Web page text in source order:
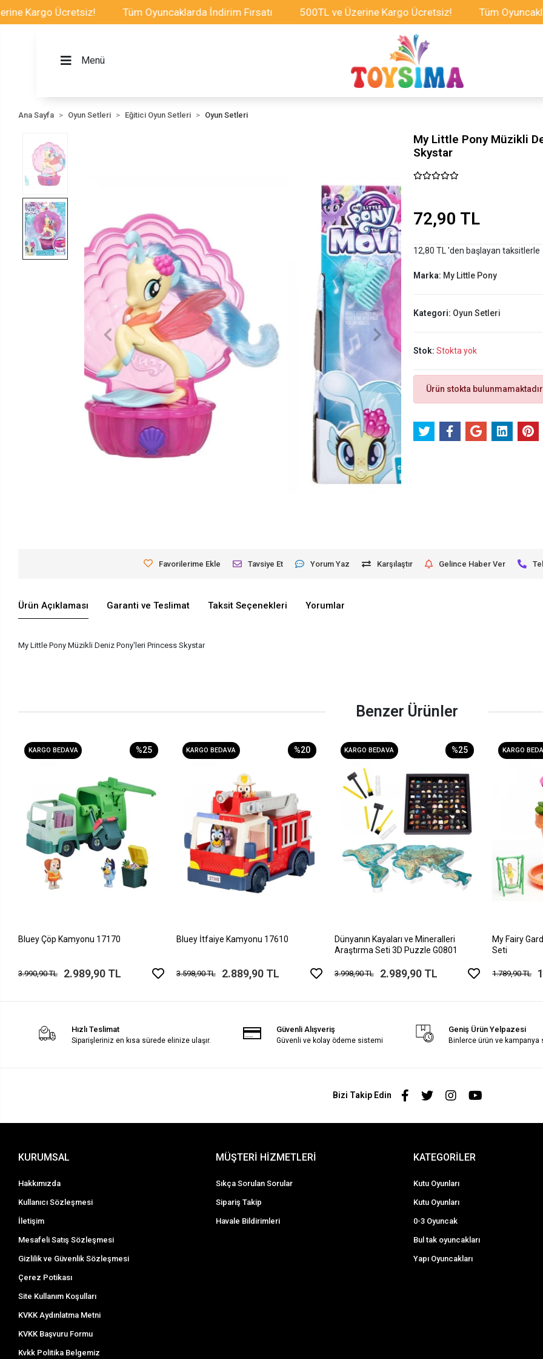
Ücretsiz! Tüm Oyuncaklarda İndirim Fırsatı 500TL ve Üzerine Kargo Ücretsiz! Tüm Oyuncaklarda
Menü
Ana Sayfa Oyun Setleri Eğitici Oyun Setleri Oyun Setleri
My Little Pony Müzikli
Skystar
72,90 TL
12,80 TL 'den başlayan taksitlerle
Marka: My Little Pony
Kategori: Oyun Setleri
Stok: Stokta yok
Ürün stokta
Favorilerime Ekle Tavsiye Et Yorum Yaz Karşılaştır Gelince Haber Ver
Ürün Açıklaması Garanti ve Teslimat Taksit Seçenekleri Yorumlar
My Little Pony Müzikli Deniz Pony'leri Princess Skystar
Benzer Ürünler
KARGO BEDAVA %25
Bluey Çöp Kamyonu 17170
3.990,90 TL 2.989,90 TL
KARGO BEDAVA %20
Bluey İtfaiye Kamyonu 17610
3.598,90 TL 2.889,90 TL
KARGO BEDAVA %25
Dünyanın Kayaları ve Mineralleri
Araştırma Seti 3D Puzzle G0801
3.998,90 TL 2.989,90 TL
KARGO
My Fairy
Seti
1.789,90 TL
Hızlı Teslimat
Siparişleriniz en kısa sürede elinize ulaşır.
Güvenli Alışveriş
Güvenli ve kolay ödeme sistemi
Geniş Ürün Yelpazesi
Binlerce ürün ve kampanya
Bizi Takip Edin
KURUMSAL
Hakkımızda
Kullanıcı Sözleşmesi
İletişim
Mesafeli Satış Sözleşmesi
Gizlilik ve Güvenlik Sözleşmesi
Çerez Potikası
Site Kullanım Koşulları
KVKK Aydınlatma Metni
KVKK Başvuru Formu
Kvkk Politika Belgemiz
MÜŞTERİ HİZMETLERİ
Sıkça Sorulan Sorular
Sipariş Takip
Havale Bildirimleri
KATEGORİLER
Kutu Oyunları
Kutu Oyunları
0-3 Oyuncak
Bul tak oyuncakları
Yapı Oyuncakları